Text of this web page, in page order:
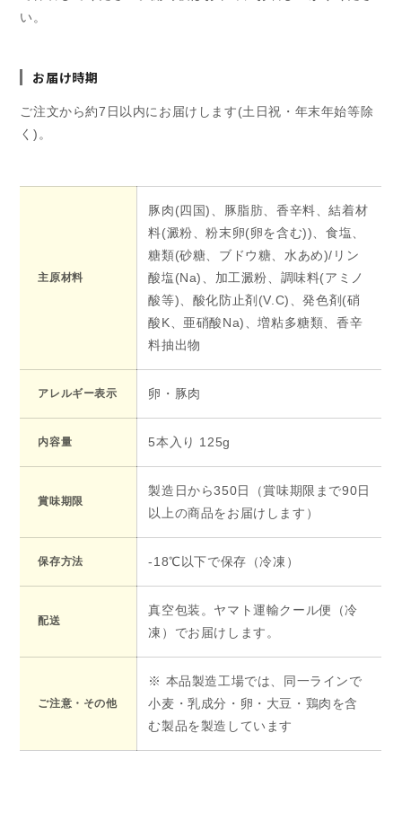
い。
お届け時期
ご注文から約7日以内にお届けします(土日祝・年末年始等除
く)。
主原材料
豚肉(四国)、豚脂肪、香辛料、結着材
料(澱粉、粉末卵(卵を含む))、食塩、
糖類(砂糖、ブドウ糖、水あめ)/リン
酸塩(Na)、加工澱粉、調味料(アミノ
酸等)、酸化防止剤(V.C)、発色剤(硝
酸K、亜硝酸Na)、増粘多糖類、香辛
料抽出物
アレルギー表示 卵・豚肉
内容量 5本入り 125g
賞味期限
製造日から350日（賞味期限まで90日
以上の商品をお届けします）
保存方法 -18℃以下で保存（冷凍）
配送
真空包装。ヤマト運輸クール便（冷
凍）でお届けします。
ご注意・その他
※ 本品製造工場では、同一ラインで
小麦・乳成分・卵・大豆・鶏肉を含
む製品を製造しています